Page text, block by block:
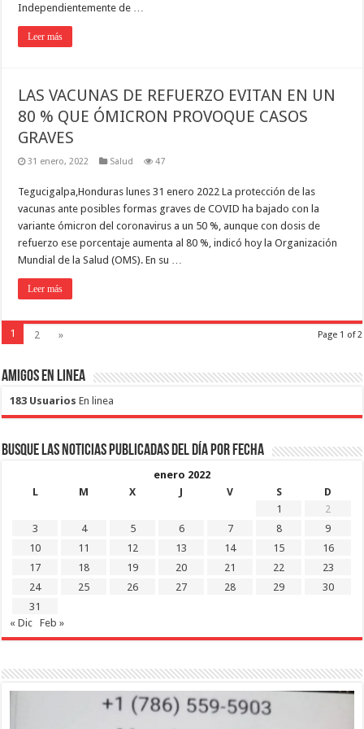
Independientemente de …
Leer más
LAS VACUNAS DE REFUERZO EVITAN EN UN
80 % QUE ÓMICRON PROVOQUE CASOS
GRAVES
31 enero, 2022 Salud 47
Tegucigalpa,Honduras lunes 31 enero 2022 La protección de las
vacunas ante posibles formas graves de COVID ha bajado con la
variante ómicron del coronavirus a un 50 %, aunque con dosis de
refuerzo ese porcentaje aumenta al 80 %, indicó hoy la Organización
Mundial de la Salud (OMS). En su …
Leer más
Page 1 of 2
1 2 »
Amigos en Linea
183 Usuarios En linea
Busque las noticias publicadas del día por fecha
enero 2022
L
M X J V S
D
1
2
3
4 5 6 7 8
9
10
11 12 13 14 15
16
17
18 19 20 21 22
23
24
25 26 27 28 29
30
31
« Dic
Feb »